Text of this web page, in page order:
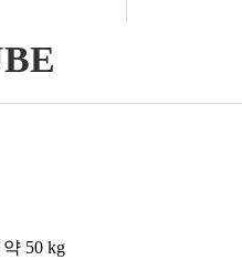
약 50 kg